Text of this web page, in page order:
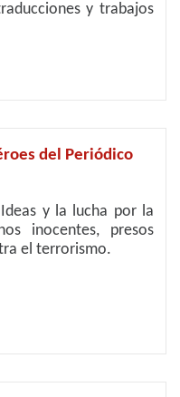
y trabajos
del Periódico
y la lucha por la
inocentes, presos
el terrorismo.